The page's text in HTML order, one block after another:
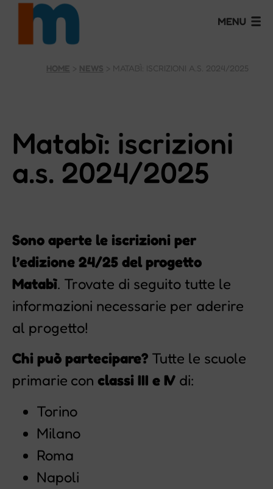
Matabì: iscrizioni
a.s. 2024/2025
Sono aperte le iscrizioni per
l’edizione 24/25 del progetto
Matabì. Trovate di seguito tutte le
informazioni necessarie per aderire
al progetto!
Chi può partecipare? Tutte le scuole
primarie con classi III e IV di:
Torino
Milano
Roma
Napoli